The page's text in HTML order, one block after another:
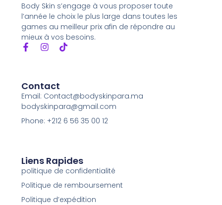
Body Skin s’engage à vous proposer toute
l’année le choix le plus large dans toutes les
games au meilleur prix afin de répondre au
mieux à vos besoins.
Contact
Email: Contact@bodyskinpara.ma
bodyskinpara@gmail.com
Phone: +212 6 56 35 00 12
Liens Rapides
politique de confidentialité
Politique de remboursement
Politique d’expédition